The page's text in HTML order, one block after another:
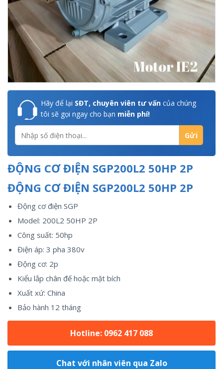
Hãy để lại SĐT, chuyên viên tư vấn của chúng
tôi sẽ gọi ngay cho bạn miễn phí!
ĐỘNG CƠ ĐIỆN SGP200L2 50HP 2P
ĐỘNG CƠ ĐIỆN SGP200L2 50HP 2P
Động cơ điện SGP
Model: 200L2 50HP 2P
Công suất: 50hp
Điện áp: 3 pha 380v
Động cơ: 2p
Kiểu lắp chân đế hoặc mặt bích
Xuất xứ: China
Bảo hành 12 tháng
Hotline: 0962 417 088
Chat với nhân viên qua Zalo